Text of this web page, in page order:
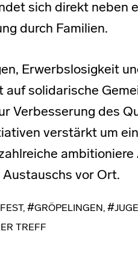
sich direkt neben
durch Familien.
Erwerbslosigkeit
solidarische
Verbesserung des
verstärkt um
vor Ort.
FEST, GRÖPELINGEN,
TREFF